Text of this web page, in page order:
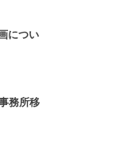
につい
務所移